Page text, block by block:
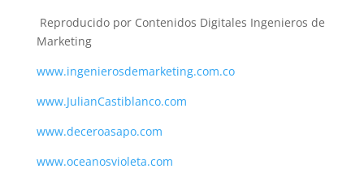
Reproducido por Contenidos Digitales Ingenieros de
Marketing
www.ingenierosdemarketing.com.co
www.JulianCastiblanco.com
www.deceroasapo.com
www.oceanosvioleta.com